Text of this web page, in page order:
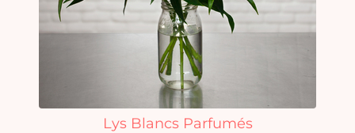
Lys Blancs Parfumés